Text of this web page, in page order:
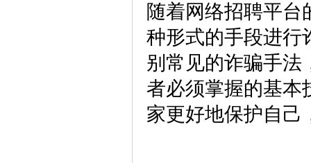
随着网络招聘平台
种形式的手段进行
别常见的诈骗手法
者必须掌握的基本
家更好地保护自己